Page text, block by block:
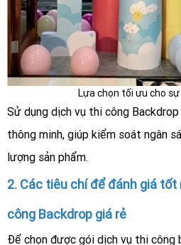
Lựa chọn tối ưu cho
Sử dụng dịch vụ thi công
thông minh, giúp kiểm soát ngân
lượng sản phẩm.
2. Các tiêu chí để đánh giá
công Backdrop giá rẻ
Để chọn được gói dịch vụ thi công